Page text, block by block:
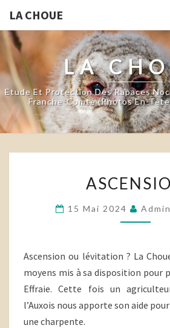
LA CHOUE
LA
Etude Et Protection Des Rapaces
Franche-Comté (photos En-
15 Mai 2024
Ascension ou lévitation ? La
moyens mis à sa disposition pour
Effraie. Cette fois un
l’Auxois nous apporte son aide
une charpente.